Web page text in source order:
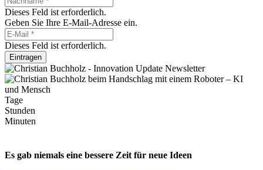
Dieses Feld ist erforderlich.
Geben Sie Ihre E-Mail-Adresse ein.
Dieses Feld ist erforderlich.
Eintragen
Tage
Stunden
Minuten
Es gab niemals eine bessere Zeit für neue Ideen